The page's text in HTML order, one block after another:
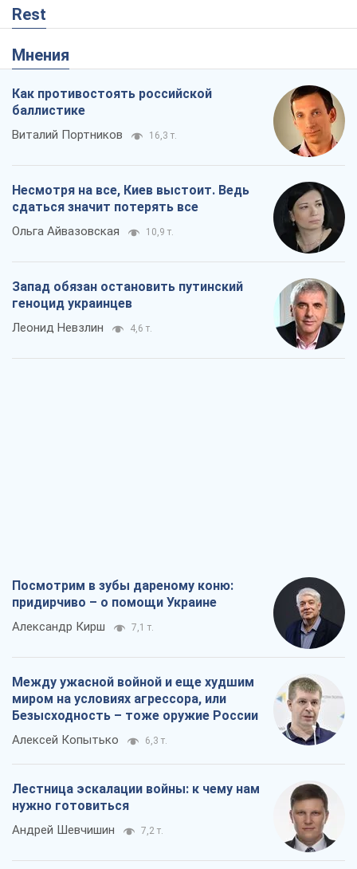
Rest
Мнения
Как противостоять российской
баллистике
Виталий Портников 16,3 т.
Несмотря на все, Киев выстоит. Ведь
сдаться значит потерять все
Ольга Айвазовская 10,9 т.
Запад обязан остановить путинский
геноцид украинцев
Леонид Невзлин 4,6 т.
Посмотрим в зубы дареному коню:
придирчиво – о помощи Украине
Александр Кирш 7,1 т.
Между ужасной войной и еще худшим
миром на условиях агрессора, или
Безысходность – тоже оружие России
Алексей Копытько 6,3 т.
Лестница эскалации войны: к чему нам
нужно готовиться
Андрей Шевчишин 7,2 т.